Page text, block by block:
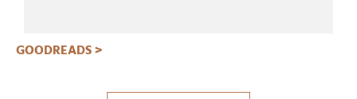
GOODREADS >